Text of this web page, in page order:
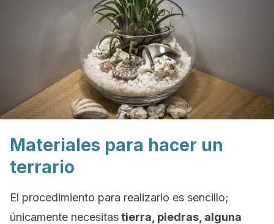
Materiales para hacer un
terrario
El procedimiento para realizarlo es sencillo;
únicamente necesitastierra, piedras, alguna